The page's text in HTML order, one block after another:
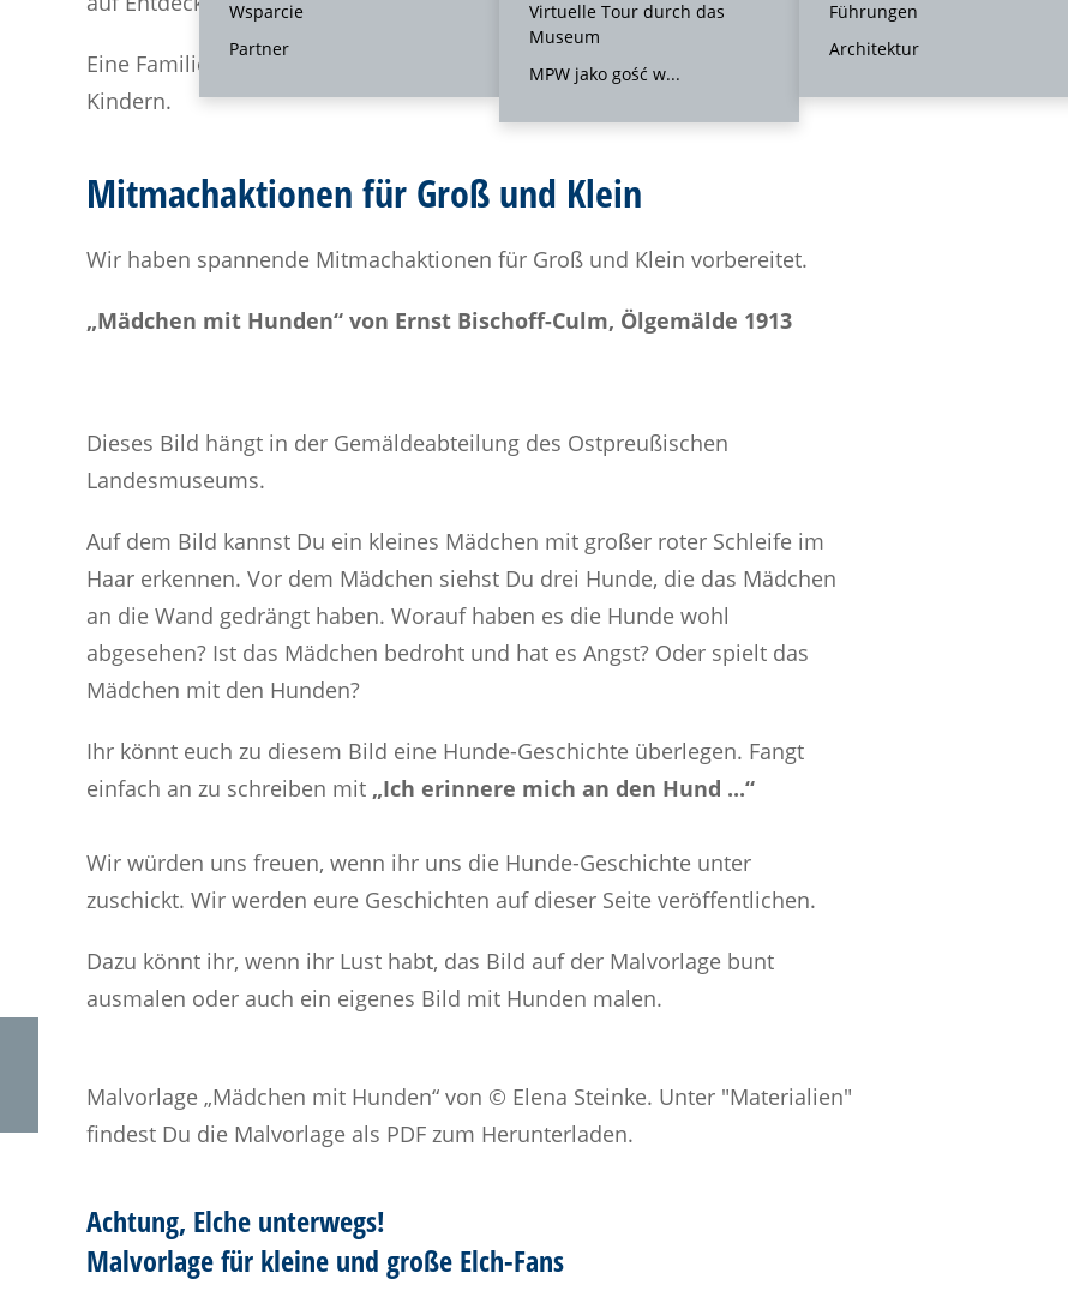
Wsparcie
Partner
Virtuelle Tour durch das
Museum
MPW jako gość w...
Führungen
Architektur
Eine Familienkarte für 16,00 € lohnt sich schon für zwei Erwachsene mit
Kindern.
Mitmachaktionen für Groß und Klein
Wir haben spannende Mitmachaktionen für Groß und Klein vorbereitet.
„Mädchen mit Hunden“ von Ernst Bischoff-Culm, Ölgemälde 1913
Dieses Bild hängt in der Gemäldeabteilung des Ostpreußischen
Landesmuseums.
Auf dem Bild kannst Du ein kleines Mädchen mit großer roter Schleife im
Haar erkennen. Vor dem Mädchen siehst Du drei Hunde, die das Mädchen
an die Wand gedrängt haben. Worauf haben es die Hunde wohl
abgesehen? Ist das Mädchen bedroht und hat es Angst? Oder spielt das
Mädchen mit den Hunden?
Ihr könnt euch zu diesem Bild eine Hunde-Geschichte überlegen. Fangt
einfach an zu schreiben mit „Ich erinnere mich an den Hund ...“
Wir würden uns freuen, wenn ihr uns die Hunde-Geschichte unter
zuschickt. Wir werden eure Geschichten auf dieser Seite veröffentlichen.
Dazu könnt ihr, wenn ihr Lust habt, das Bild auf der Malvorlage bunt
ausmalen oder auch ein eigenes Bild mit Hunden malen.
Malvorlage „Mädchen mit Hunden“ von © Elena Steinke. Unter "Materialien"
findest Du die Malvorlage als PDF zum Herunterladen.
Achtung, Elche unterwegs!
Malvorlage für kleine und große Elch-Fans